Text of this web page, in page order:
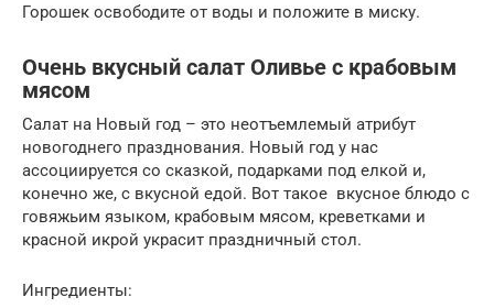
Горошек освободите от воды и положите в миску.
Очень вкусный салат Оливье с крабовым
мясом
Салат на Новый год – это неотъемлемый атрибут
новогоднего празднования. Новый год у нас
ассоциируется со сказкой, подарками под елкой и,
конечно же, с вкусной едой. Вот такое вкусное блюдо с
говяжьим языком, крабовым мясом, креветками и
красной икрой украсит праздничный стол.
Ингредиенты: